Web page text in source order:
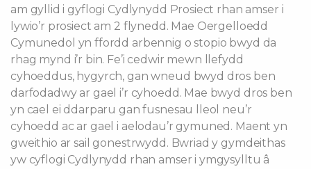
am gyllid i gyflogi Cydlynydd Prosiect rhan amser i
lywio’r prosiect am 2 flynedd. Mae Oergelloedd
Cymunedol yn ffordd arbennig o stopio bwyd da
rhag mynd i’r bin. Fe’i cedwir mewn llefydd
cyhoeddus, hygyrch, gan wneud bwyd dros ben
darfodadwy ar gael i’r cyhoedd. Mae bwyd dros ben
yn cael ei ddarparu gan fusnesau lleol neu’r
cyhoedd ac ar gael i aelodau’r gymuned. Maent yn
gweithio ar sail gonestrwydd. Bwriad y gymdeithas
yw cyflogi Cydlynydd rhan amser i ymgysylltu â